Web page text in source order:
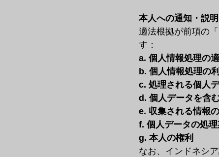
本人への通知・説明
適法根拠が前項の
す：
a. 個人情報処理の
b. 個人情報処理の
c. 処理される個人
d. 個人データを含
e. 収集される情報
f. 個人データの処理
g. 本人の権利
なお、インドネシ